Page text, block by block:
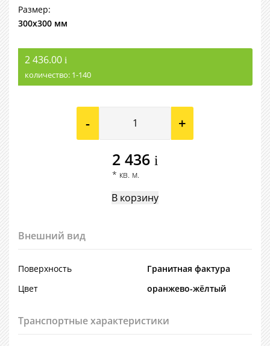
Размер:
300х300 мм
2 436.00 i
количество: 1 140
2 436 i
* кв. м.
- +
Внешний вид
Поверхность
Гранитная фактура
Цвет
оранжево-жёлтый
Транспортные характеристики